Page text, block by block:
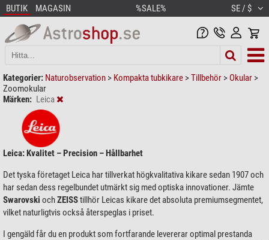
BUTIK MAGASIN %SALE% SE / $
Kategorier: Naturobservation > Kompakta tubkikare >Tillbehör > Okular >
Zoomokular
Märken: Leica
Leica: Kvalitet – Precision – Hållbarhet
Det tyska företaget Leica har tillverkat högkvalitativa kikare sedan 1907 och
har sedan dess regelbundet utmärkt sig med optiska innovationer. Jämte
Swarovski ochZEISStillhör Leicas kikare det absoluta premiumsegmentet,
vilket naturligtvis också återspeglas i priset.
I gengäld får du en produkt som fortfarande levererar optimal prestanda